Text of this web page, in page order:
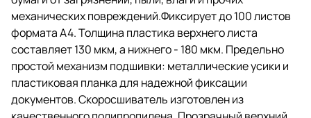
Скоросшиватель изготовлен из
качественного полипропилена.
Прозрачный верхний лист
позволяет определить
содержимое, не открывая
скоросшиватель, который к тому
же снабжен сменным
пластиковым корешком, что дает
возможность структурировать
механических повреждений.Фиксирует до 100 листов
формата А4. Толщина пластика верхнего листа
составляет 130 мкм, а нижнего - 180 мкм. Предельно
простой механизм подшивки: металлические усики и
пластиковая планка для надежной фиксации
документов. Скоросшиватель изготовлен из